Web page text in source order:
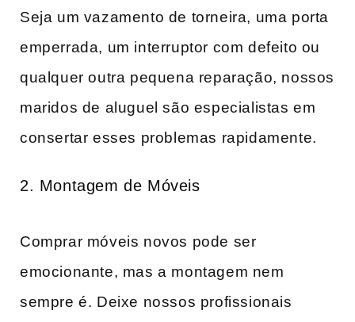
Seja um vazamento de torneira, uma porta
emperrada, um interruptor com defeito ou
qualquer outra pequena reparação, nossos
maridos de aluguel são especialistas em
consertar esses problemas rapidamente.
2. Montagem de Móveis
Comprar móveis novos pode ser
emocionante, mas a montagem nem
sempre é. Deixe nossos profissionais